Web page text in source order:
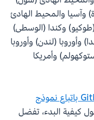
وآسيا والمحيط الهادئ
وكندا (الوسطى)
وأوروبا (لندن) وأوروبا
وأمريكا
GitHub Enterprise باتباع نموذج
كيفية البدء، تفضل